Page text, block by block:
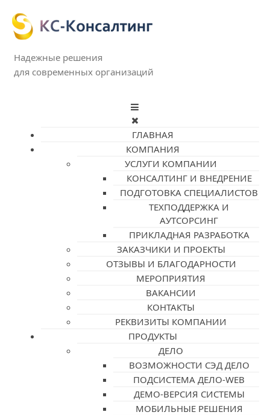
Надежные решения
для современных организаций
ГЛАВНАЯ
КОМПАНИЯ
УСЛУГИ КОМПАНИИ
КОНСАЛТИНГ И ВНЕДРЕНИЕ
ПОДГОТОВКА СПЕЦИАЛИСТОВ
ТЕХПОДДЕРЖКА И
АУТСОРСИНГ
ПРИКЛАДНАЯ РАЗРАБОТКА
ЗАКАЗЧИКИ И ПРОЕКТЫ
ОТЗЫВЫ И БЛАГОДАРНОСТИ
МЕРОПРИЯТИЯ
ВАКАНСИИ
КОНТАКТЫ
РЕКВИЗИТЫ КОМПАНИИ
ПРОДУКТЫ
ДЕЛО
ВОЗМОЖНОСТИ СЭД ДЕЛО
ПОДСИСТЕМА ДЕЛО-WEB
ДЕМО-ВЕРСИЯ СИСТЕМЫ
МОБИЛЬНЫЕ РЕШЕНИЯ